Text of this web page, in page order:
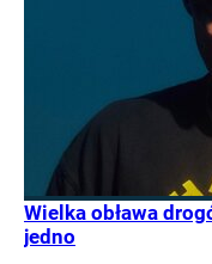
Wielka obława
jedno